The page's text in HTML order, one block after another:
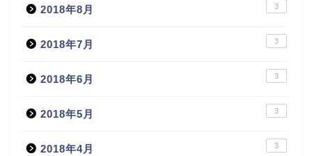
2018年8月 3
2018年7月 3
2018年6月 3
2018年5月 3
2018年4月 3